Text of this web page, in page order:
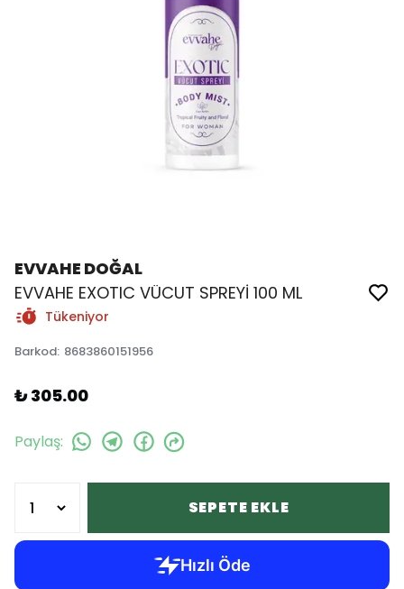
EVVAHE DOĞAL
EVVAHE EXOTIC VÜCUT SPREYİ 100 ML
Tükeniyor
Barkod: 8683860151956
₺ 305.00
Paylaş:
SEPETE EKLE